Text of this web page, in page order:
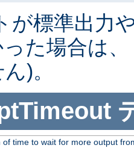
が標準出力
た場合は
)。
of time to wait for more output